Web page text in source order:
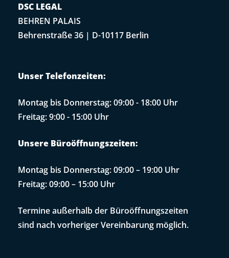
DSC LEGAL
BEHREN PALAIS
Behrenstraße 36 | D-10117 Berlin
Unser Telefonzeiten:
Montag bis Donnerstag: 09:00 - 18:00 Uhr
Freitag: 9:00 - 15:00 Uhr
Unsere Büroöffnungszeiten:
Montag bis Donnerstag: 09:00 – 19:00 Uhr
Freitag: 09:00 – 15:00 Uhr
Termine außerhalb der Büroöffnungszeiten
sind nach vorheriger Vereinbarung möglich.